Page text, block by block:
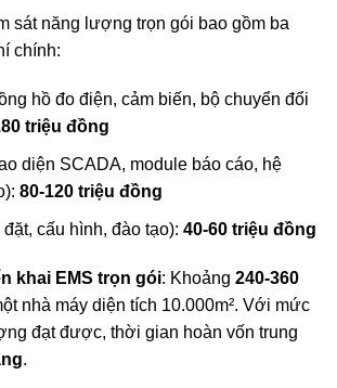
sát năng lượng trọn gói bao gồm ba
chính:
hồ đo điện, cảm biến, bộ chuyển đổi
triệu đồng
diện SCADA, module báo cáo, hệ
80-120 triệu đồng
đặt, cấu hình, đào tạo): 40-60 triệu đồng
khai EMS trọn gói: Khoảng 240-360
nhà máy diện tích 10.000m². Với mức
đạt được, thời gian hoàn vốn trung
.